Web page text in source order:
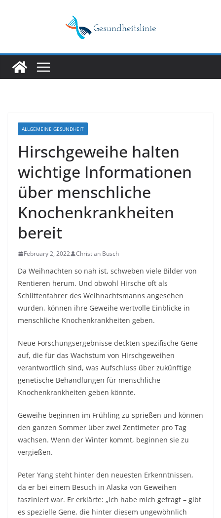
ALLGEMEINE GESUNDHEIT
Hirschgeweihe halten
wichtige Informationen
über menschliche
Knochenkrankheiten
bereit
February 2, 2022 Christian Busch
Da Weihnachten so nah ist, schweben viele Bilder von
Rentieren herum. Und obwohl Hirsche oft als
Schlittenfahrer des Weihnachtsmanns angesehen
wurden, können ihre Geweihe wertvolle Einblicke in
menschliche Knochenkrankheiten geben.
Neue Forschungsergebnisse deckten spezifische Gene
auf, die für das Wachstum von Hirschgeweihen
verantwortlich sind, was Aufschluss über zukünftige
genetische Behandlungen für menschliche
Knochenkrankheiten geben könnte.
Geweihe beginnen im Frühling zu sprießen und können
den ganzen Sommer über zwei Zentimeter pro Tag
wachsen. Wenn der Winter kommt, beginnen sie zu
vergießen.
Peter Yang steht hinter den neuesten Erkenntnissen,
da er bei einem Besuch in Alaska von Geweihen
fasziniert war. Er erklärte: „Ich habe mich gefragt – gibt
es spezielle Gene, die hinter diesem ungewöhnlich